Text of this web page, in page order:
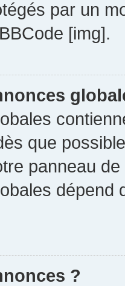
par un
[img].
que
panneau
dépend
?